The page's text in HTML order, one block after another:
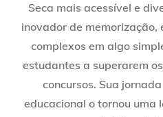
Seca mais acessível e
inovador de
complexos em algo
estudantes a superarem
concursos. Sua
educacional o tornou uma